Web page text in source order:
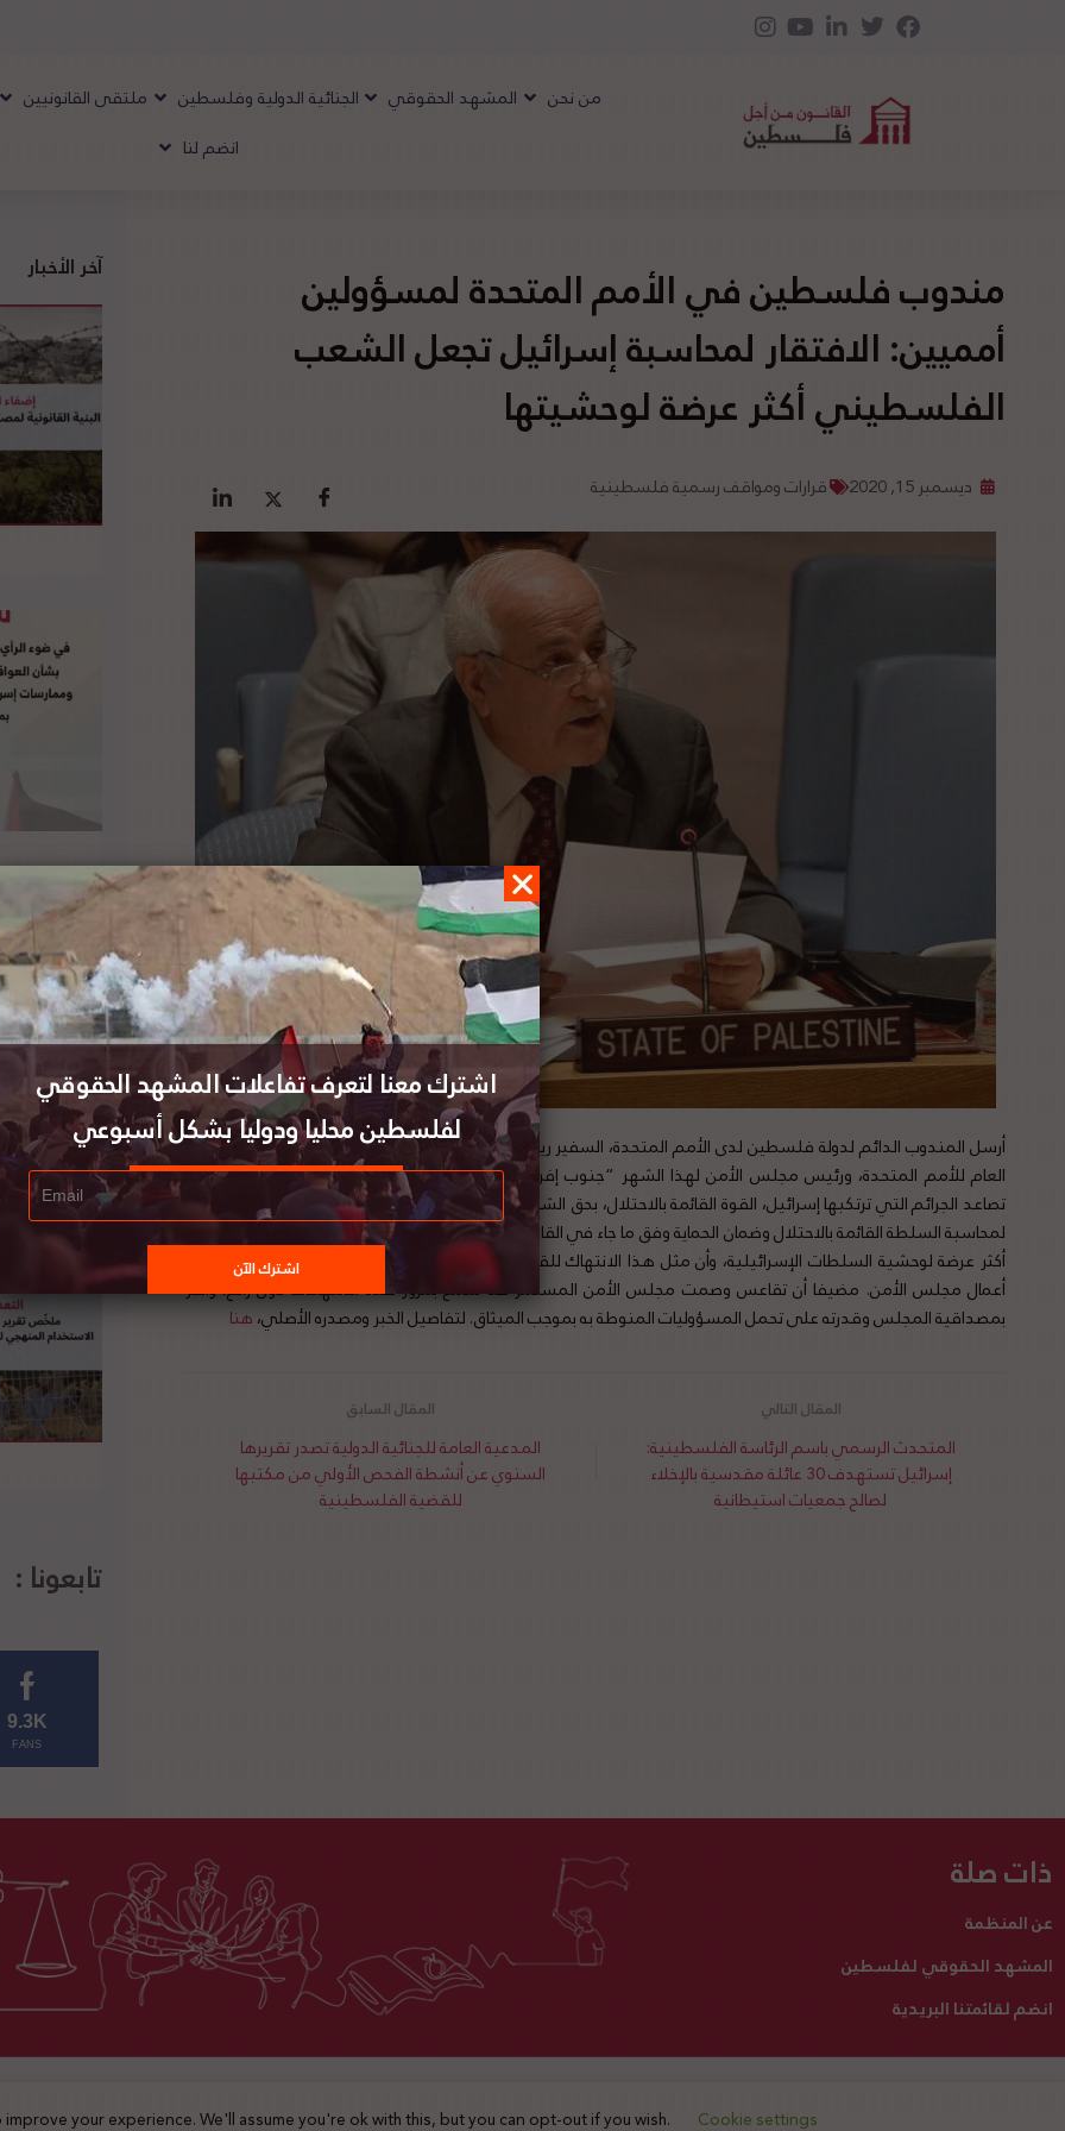
من نحن المشهد الحقوقي الجنائية الدولية وفلسطين ملتقى القانونيين
انضم لنا
مندوب فلسطين في الأمم المتحدة لمسؤولين
أمميين: الافتقار لمحاسبة إسرائيل تجعل الشعب
الفلسطيني أكثر عرضة لوحشيتها
ديسمبر 15, 2020 قرارات ومواقف رسمية فلسطينية
أرسل المندوب الدائم لدولة فلسطين لدى الأمم المتحدة، السفير رياض منصور، ثلاث رسائل متطابقة إلى كل من الأمين
العام للأمم المتحدة، ورئيس مجلس الأمن لهذا الشهر “جنوب إفريقيا”، ورئيس الجمعية العامة للأمم المتحدة، حول
تصاعد الجرائم التي ترتكبها إسرائيل، القوة القائمة بالاحتلال، بحق الشعب الفلسطيني. وقال إن الافتقار إلى الجهود الجادة
لمحاسبة السلطة القائمة بالاحتلال وضمان الحماية وفق ما جاء في القانون الدولي الإنساني، قد جعل الشعب الفلسطيني
أكثر عرضة لوحشية السلطات الإسرائيلية، وأن مثل هذا الانتهاك للقانون وحقوق الإنسان يجب أن يكون على رأس جدول
أعمال مجلس الأمن. مضيفا أن تقاعس وصمت مجلس الأمن المستمر قد سمح بمرور هذه الانتهاكات دون رادع، وأضر
بمصداقية المجلس وقدرته على تحمل المسؤوليات المنوطة به بموجب الميثاق. لتفاصيل الخبر ومصدره الأصلي،هنا
المدعية العامة للجنائية الدولية تصدر تقريرها
السنوي عن أنشطة الفحص الأولي من مكتبها
للقضية الفلسطينية
المتحدث الرسمي باسم الرئاسة الفلسطينية:
إسرائيل تستهدف 30 عائلة مقدسية بالإخلاء
لصالح جمعيات استيطانية
آخر الأخبار
تابعونا :
9.3K
FANS
ذات صلة
عن المنظمة
المشهد الحقوقي لفلسطين
انضم لقائمتنا البريدية
اتصل بنا تبرع لنا 2025 © جميع الحقوق محفوظة
your experience. We'll assume you're ok with this, but you can opt-out if you wish. Cookie settings
اشترك معنا لتعرف تفاعلات المشهد الحقوقي
لفلسطين محليا ودوليا بشكل أسبوعي